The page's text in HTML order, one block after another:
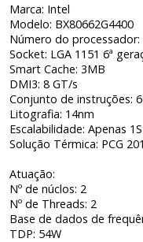
Marca: Intel
Modelo: BX80662G4400
Número do processador:
Socket: LGA 1151 6ª
Smart Cache: 3MB
DMI3: 8 GT/s
Conjunto de instruções:
Litografia: 14nm
Escalabilidade: Apenas 1S
Solução Térmica: PCG
Atuação:
Nº de núclos: 2
Nº de Threads: 2
Base de dados de
TDP: 54W